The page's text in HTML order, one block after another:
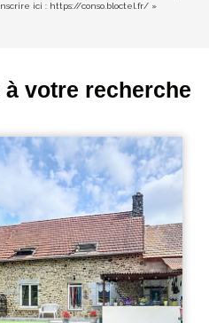
ici : https://conso.bloctel.fr/ »
votre recherche